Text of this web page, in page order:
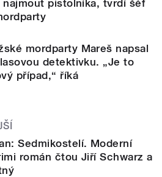
najmout pistolníka, tvrdí šéf
mordparty Mareš napsal
detektivku. „Je to
případ,“ říká
Sedmikostelí. Moderní
román čtou Jiří Schwarz a